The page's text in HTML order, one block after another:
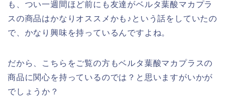
も、つい一週間ほど前にも友達がベルタ葉酸マカプラ
スの商品はかなりオススメかも♪という話をしていたの
で、かなり興味を持っているんですよね。
だから、こちらをご覧の方もベルタ葉酸マカプラスの
商品に関心を持っているのでは？と思いますがいかが
でしょうか？